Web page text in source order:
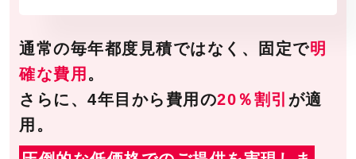
通常の毎年都度見積ではなく、固定で明
確な費用 。
さらに、4年目から費用の20％割引 が適
用。